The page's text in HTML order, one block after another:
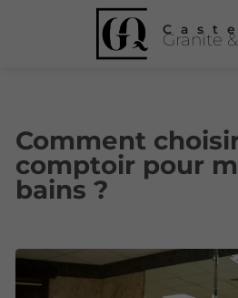
Granite
Comment
comptoir pour
bains ?